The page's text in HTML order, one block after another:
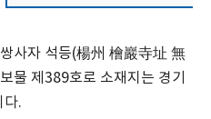
사자 석등(楊州 檜巖寺址 無
물 제389호로 소재지는 경기
다.